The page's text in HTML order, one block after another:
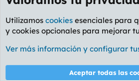
Foro General
Cookies
PL OLDSTYLE AMARILLO
Términos y reglas
Utilizamos cookies esenciales para
y cookies opcionales para mejorar
Ver más información y configurar
Aceptar todas las